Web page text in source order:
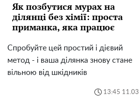
Як позбутися мурах на
ділянці без хімії: проста
приманка, яка працює
Спробуйте цей простий і дієвий
метод - і ваша ділянка знову стане
вільною від шкідників
13:45 11.03